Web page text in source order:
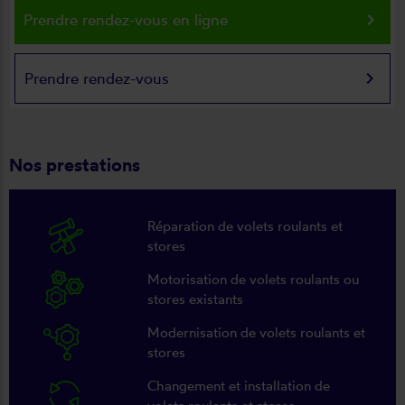
Prendre rendez-vous en ligne keyboard_arrow_right
Prendre rendez-vous keyboard_arrow_right
Nos prestations
Réparation de volets roulants et
stores
Motorisation de volets roulants ou
stores existants
Modernisation de volets roulants et
stores
Changement et installation de